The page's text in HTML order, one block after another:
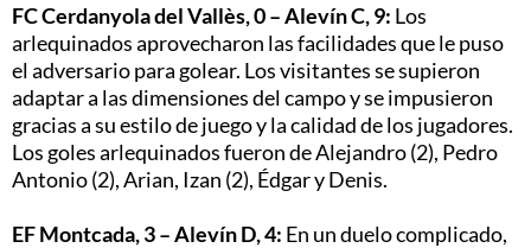
FC Cerdanyola del Vallès, 0 – Alevín C, 9: Los
arlequinados aprovecharon las facilidades que le puso
el adversario para golear. Los visitantes se supieron
adaptar a las dimensiones del campo y se impusieron
gracias a su estilo de juego y la calidad de los jugadores.
Los goles arlequinados fueron de Alejandro (2), Pedro
Antonio (2), Arian, Izan (2), Édgar y Denis.
EF Montcada, 3 – Alevín D, 4: En un duelo complicado,